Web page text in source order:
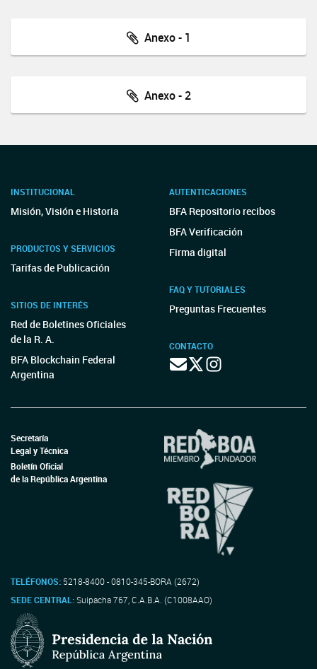
Anexo - 1
Anexo - 2
INSTITUCIONAL
Misión, Visión e Historia
PRODUCTOS Y SERVICIOS
Tarifas de Publicación
SITIOS DE INTERÉS
Red de Boletines Oficiales
de la R. A.
BFA Blockchain Federal
Argentina
AUTENTICACIONES
BFA Repositorio recibos
BFA Verificación
Firma digital
FAQ Y TUTORIALES
Preguntas Frecuentes
CONTACTO
Secretaría
Legal y Técnica
Boletín Oficial
de la República Argentina
TELÉFONOS: 5218-8400 - 0810-345-BORA (2672)
SEDE CENTRAL:Suipacha 767, C.A.B.A. (C1008AAO)